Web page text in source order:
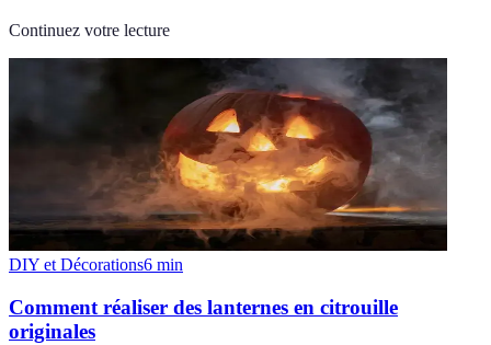
Continuez votre lecture
DIY et Décorations6 min
Comment réaliser des lanternes en citrouille
originales